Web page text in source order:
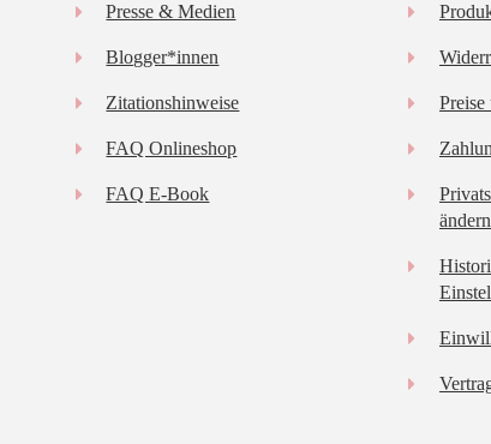
Presse & Medien
Blogger*innen
Zitationshinweise
FAQ Onlineshop
FAQ E-Book
Preise
ändern